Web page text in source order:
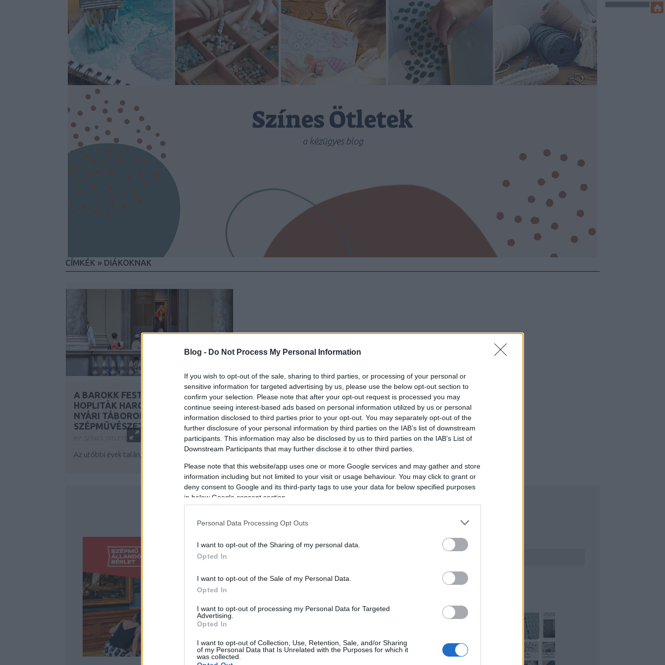
Blog - Do Not Process My Personal Information
If you wish to opt-out of the sale, sharing to third parties, or processing of your personal or
sensitive information for targeted advertising by us, please use the below opt-out section to
confirm your selection. Please note that after your opt-out request is processed you may
continue seeing interest-based ads based on personal information utilized by us or personal
information disclosed to third parties prior to your opt-out. You may separately opt-out of the
further disclosure of your personal information by third parties on the IAB’s list of downstream
participants. This information may also be disclosed by us to third parties on the IAB’s List of
Downstream Participants that may further disclose it to other third parties.
Please note that this website/app uses one or more Google services and may gather and store
information including but not limited to your visit or usage behaviour. You may click to grant or
deny consent to Google and its third-party tags to use your data for below specified purposes
in below Google consent section.
Personal Data Processing Opt Outs
I want to opt-out of the Sharing of my personal data.
Opted In
I want to opt-out of the Sale of my Personal Data.
Opted In
I want to opt-out of processing my Personal Data for Targeted
Advertising.
Opted In
I want to opt-out of Collection, Use, Retention, Sale, and/or Sharing
of my Personal Data that Is Unrelated with the Purposes for which it
was collected.
Színes Ötletek
a kézügyes blog
CÍMKÉK » DIÁKOKNAK
A BAROKK FESTŐMŰHELYTŐL A
HOPLITÁK HARCMODORÁIG -
NYÁRI TÁBOROK A
SZÉPMŰVÉSZETI MÚZEUMBAN
SZÍNES_ÖTLETEK2024. ÁPR 12.
Az utóbbi évek talán, ha nem egyenesen a...
KERESÉS